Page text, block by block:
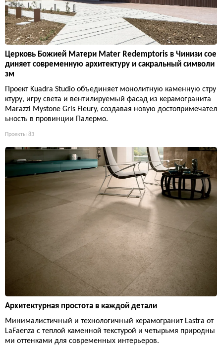
Церковь Божией Матери Mater Redemptoris в Чинизи сое
диняет современную архитектуру и сакральный символи
зм
Проект Kuadra Studio объединяет монолитную каменную стру
ктуру, игру света и вентилируемый фасад из керамогранита
Marazzi Mystone Gris Fleury, создавая новую достопримечател
ьность в провинции Палермо.
Проекты 83
Архитектурная простота в каждой детали
Минималистичный и технологичный керамогранит Lastra от
LaFaenza с теплой каменной текстурой и четырьмя природны
ми оттенками для современных интерьеров.